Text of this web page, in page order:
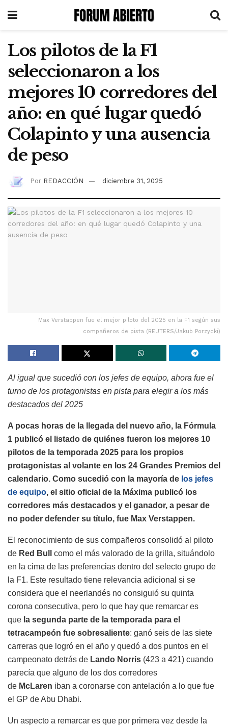
Los pilotos de la F1
seleccionaron a los
mejores 10 corredores del
año: en qué lugar quedó
Colapinto y una ausencia
de peso
Por REDACCIÓN diciembre 31, 2025
Max Verstappen fue el mejor piloto del 2025 en la F1 según sus
compañeros de pista (REUTERS/Jakub Porzycki)
Al igual que sucedió con los jefes de equipo, ahora fue el
turno de los protagonistas en pista para elegir a los más
destacados del 2025
A pocas horas de la llegada del nuevo año, la Fórmula
1 publicó el listado de quiénes fueron los mejores 10
pilotos de la temporada 2025 para los propios
protagonistas al volante en los 24 Grandes Premios del
calendario. Como sucedió con la mayoría de los jefes
de equipo, el sitio oficial de la Máxima publicó los
corredores más destacados y el ganador, a pesar de
no poder defender su título, fue Max Verstappen.
El reconocimiento de sus compañeros consolidó al piloto
de Red Bull
como el más valorado de la grilla, situándolo
en la cima de las preferencias dentro del selecto grupo de
la F1. Este resultado tiene relevancia adicional si se
considera que el neerlandés no consiguió su quinta
corona consecutiva, pero lo que hay que remarcar es
que la segunda parte de la temporada para el
tetracampeón fue sobresaliente: ganó seis de las siete
carreras que logró en el año y quedó a dos puntos en el
campeonato detrás de Lando Norris (423 a 421) cuando
parecía que alguno de los dos corredores
de McLaren iban a coronarse con antelación a lo que fue
el GP de Abu Dhabi.
Un aspecto a remarcar es que por primera vez desde la